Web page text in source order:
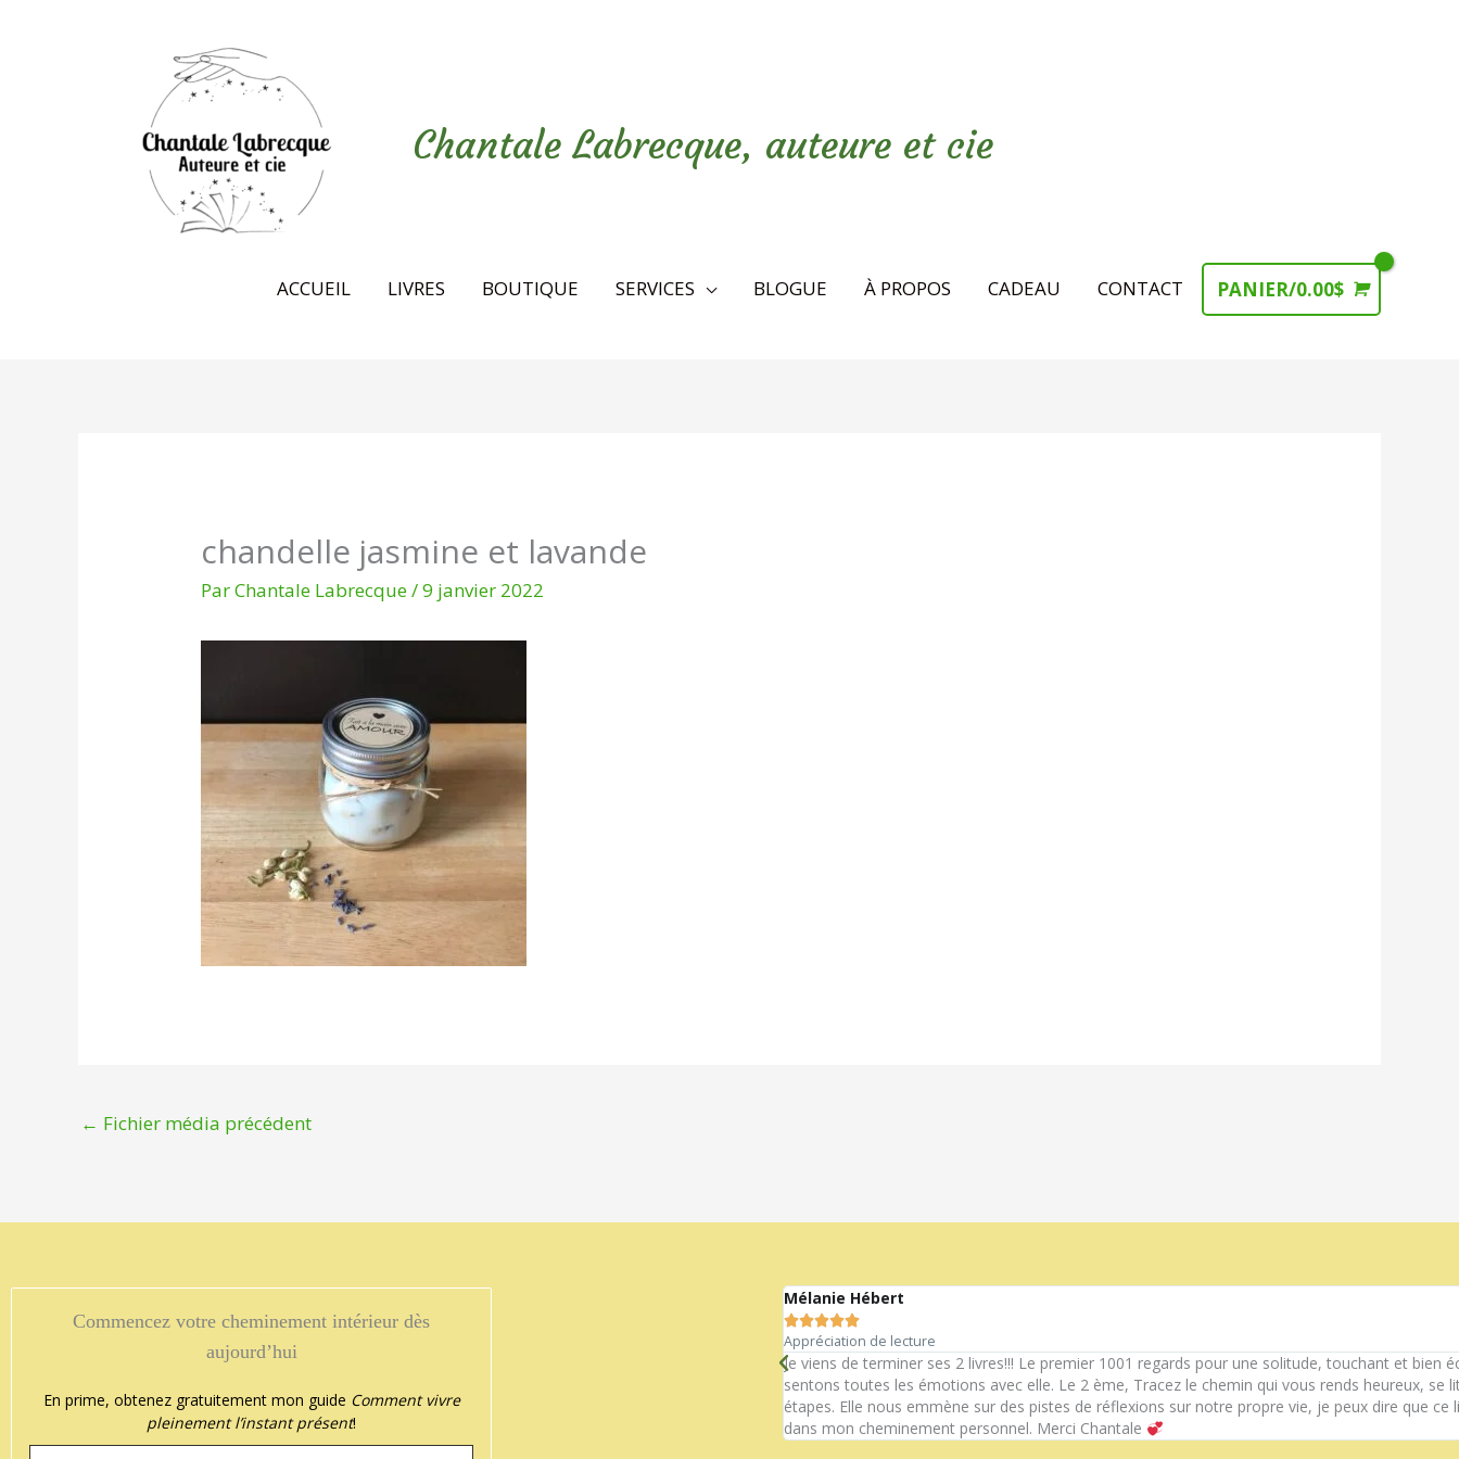
Chantale Labrecque, auteure et cie
ACCUEIL LIVRES BOUTIQUE SERVICES BLOGUE À PROPOS CADEAU CONTACT PANIER/0.00$
chandelle jasmine et lavande
ParChantale Labrecque/9 janvier 2022
← Fichier média précédent
Commencez votre cheminement intérieur dès
aujourd’hui
En prime, obtenez gratuitement mon guide Comment vivre
pleinement l’instant présent!
dit t'on pas….Que les yeux sont le miroir de l'âme…! Chantale en est un exemple parfait…Merci!
Mélanie Hébert

Appréciation de lecture
Je viens de terminer ses 2 livres!!! Le premier 1001 regards pour une solitude, touchant et bien
sentons toutes les émotions avec elle. Le 2 ème, Tracez le chemin qui vous rends heureux, se
étapes. Elle nous emmène sur des pistes de réflexions sur notre propre vie, je peux dire que ce
dans mon cheminement personnel. Merci Chantale